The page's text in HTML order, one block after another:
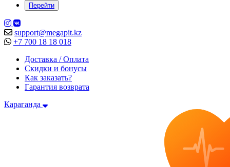
Перейти
support@megapit.kz
+7 700 18 18 018
Доставка / Оплата
Скидки и бонусы
Как заказать?
Гарантия возврата
Караганда